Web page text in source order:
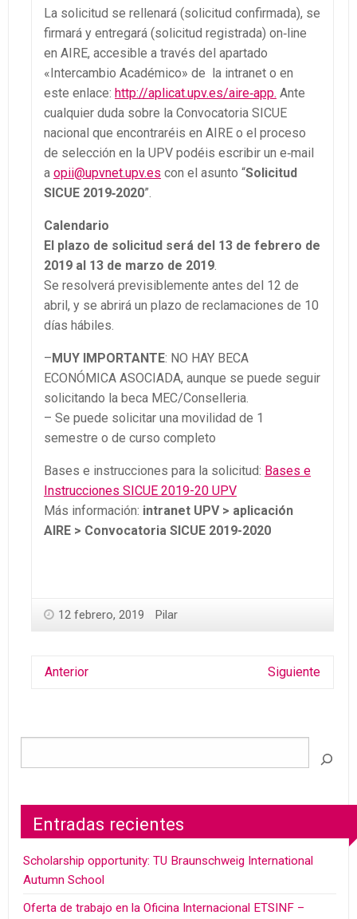
La solicitud se rellenará (solicitud confirmada), se
firmará y entregará (solicitud registrada) on‐line
en AIRE, accesible a través del apartado
«Intercambio Académico» de la intranet o en
este enlace: http://aplicat.upv.es/aire‐app. Ante
cualquier duda sobre la Convocatoria SICUE
nacional que encontraréis en AIRE o el proceso
de selección en la UPV podéis escribir un e‐mail
a opii@upvnet.upv.es con el asunto “Solicitud
SICUE 2019‐2020”.
Calendario
El plazo de solicitud será del 13 de febrero de
2019 al 13 de marzo de 2019.
Se resolverá previsiblemente antes del 12 de
abril, y se abrirá un plazo de reclamaciones de 10
días hábiles.
–MUY IMPORTANTE: NO HAY BECA
ECONÓMICA ASOCIADA, aunque se puede seguir
solicitando la beca MEC/Conselleria.
– Se puede solicitar una movilidad de 1
semestre o de curso completo
Bases e instrucciones para la solicitud: Bases e
Instrucciones SICUE 2019-20 UPV
Más información: intranet UPV > aplicación
AIRE > Convocatoria SICUE 2019-2020
12 febrero, 2019 Pilar
Anterior Siguiente
Entradas recientes
Scholarship opportunity: TU Braunschweig International
Autumn School
Oferta de trabajo en la Oficina Internacional ETSINF –